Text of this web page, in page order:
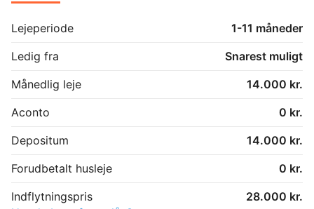
Lejeperiode
1-11 måneder
Ledig fra
Snarest muligt
Månedlig leje
14.000 kr.
Aconto
0 kr.
Depositum
14.000 kr.
Forudbetalt husleje
0 kr.
Indflytningspris
28.000 kr.